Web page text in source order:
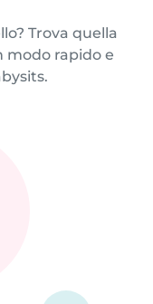
Trova quella
modo rapido e